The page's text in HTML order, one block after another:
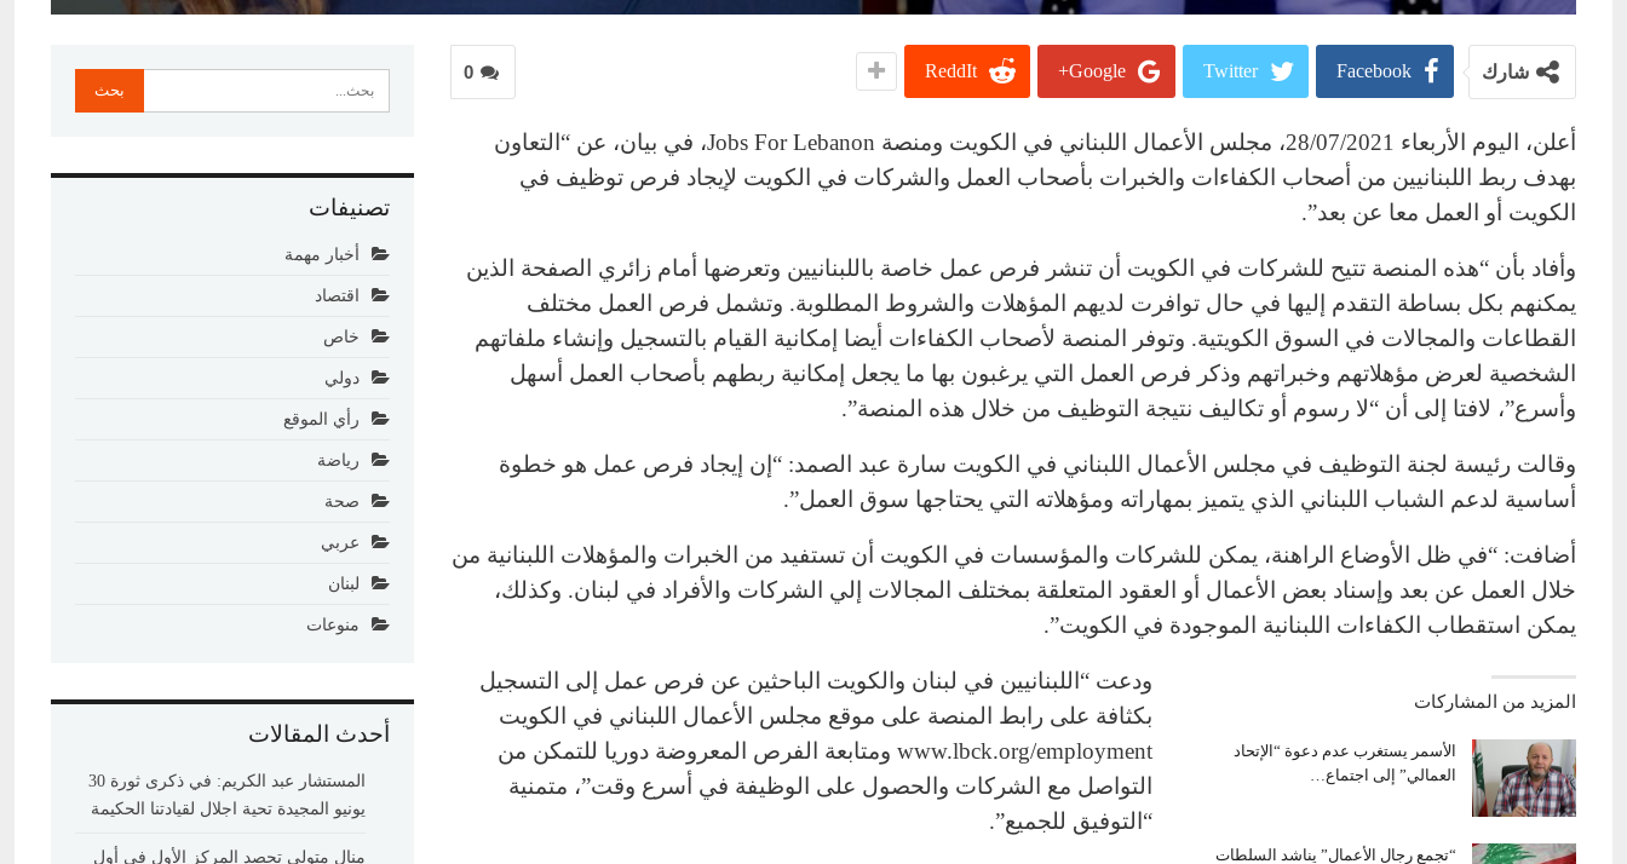
0 شارك Facebook
Twitter
Google+
ReddIt
أعلن، اليوم الأربعاء 28/07/2021، مجلس الأعمال اللبناني في الكويت ومنصة Jobs For Lebanon، في بيان، عن “التعاون
بهدف ربط اللبنانيين من أصحاب الكفاءات والخبرات بأصحاب العمل والشركات في الكويت لإيجاد فرص توظيف في
الكويت أو العمل معا عن بعد”.
وأفاد بأن “هذه المنصة تتيح للشركات في الكويت أن تنشر فرص عمل خاصة باللبنانيين وتعرضها أمام زائري الصفحة الذين
يمكنهم بكل بساطة التقدم إليها في حال توافرت لديهم المؤهلات والشروط المطلوبة. وتشمل فرص العمل مختلف
القطاعات والمجالات في السوق الكويتية. وتوفر المنصة لأصحاب الكفاءات أيضا إمكانية القيام بالتسجيل وإنشاء ملفاتهم
الشخصية لعرض مؤهلاتهم وخبراتهم وذكر فرص العمل التي يرغبون بها ما يجعل إمكانية ربطهم بأصحاب العمل أسهل
وأسرع”، لافتا إلى أن “لا رسوم أو تكاليف نتيجة التوظيف من خلال هذه المنصة”.
وقالت رئيسة لجنة التوظيف في مجلس الأعمال اللبناني في الكويت سارة عبد الصمد: “إن إيجاد فرص عمل هو خطوة
أساسية لدعم الشباب اللبناني الذي يتميز بمهاراته ومؤهلاته التي يحتاجها سوق العمل”.
أضافت: “في ظل الأوضاع الراهنة، يمكن للشركات والمؤسسات في الكويت أن تستفيد من الخبرات والمؤهلات اللبنانية من
خلال العمل عن بعد وإسناد بعض الأعمال أو العقود المتعلقة بمختلف المجالات إلي الشركات والأفراد في لبنان. وكذلك،
يمكن استقطاب الكفاءات اللبنانية الموجودة في الكويت”.
المزيد من المشاركات
الأسمر يستغرب عدم دعوة “الإتحاد
العمالي” إلى اجتماع…
“تجمع رجال الأعمال” يناشد السلطات
ودعت “اللبنانيين في لبنان والكويت الباحثين عن فرص عمل إلى التسجيل
بكثافة على رابط المنصة على موقع مجلس الأعمال اللبناني في الكويت
www.lbck.org/employment ومتابعة الفرص المعروضة دوريا للتمكن من
التواصل مع الشركات والحصول على الوظيفة في أسرع وقت”، متمنية
“التوفيق للجميع”.
تصنيفات
أخبار مهمة
اقتصاد
خاص
دولي
رأي الموقع
رياضة
صحة
عربي
لبنان
منوعات
أحدث المقالات
المستشار عبد الكريم: في ذكرى ثورة 30
يونيو المجيدة تحية اجلال لقيادتنا الحكيمة
منال متولي تحصد المركز الأول في أول